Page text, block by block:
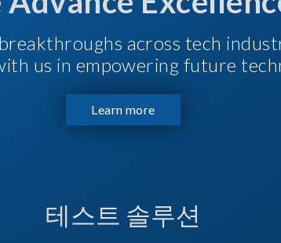
across tech
us in empowering future
Learn more
테스트 솔루션